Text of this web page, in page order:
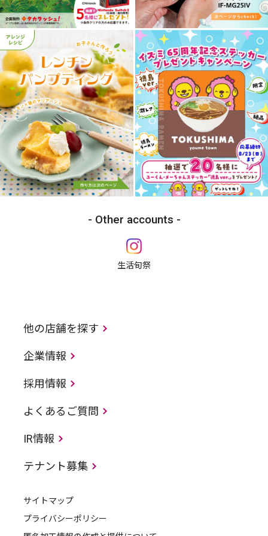
Other accounts
生活旬祭
他の店舗を探す
企業情報
採用情報
よくあるご質問
IR情報
テナント募集
サイトマップ
プライバシーポリシー